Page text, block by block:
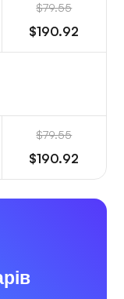
$79.55
$190.92
$79.55
$190.92